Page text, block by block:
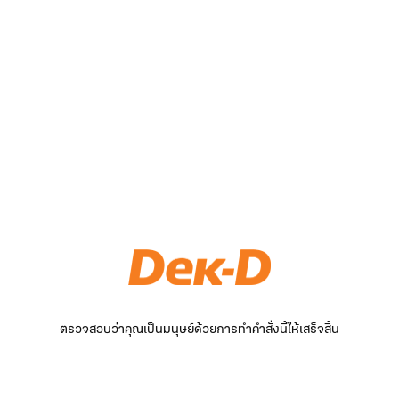
ตรวจสอบว่าคุณเป็นมนุษย์ด้วยการทำคำสั่งนี้ให้เสร็จสิ้น